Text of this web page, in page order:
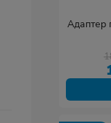
Адаптер